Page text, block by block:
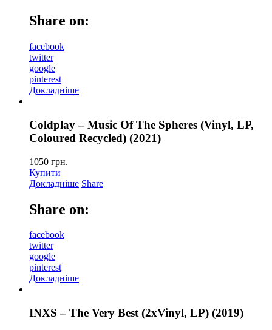
Share on:
facebook
twitter
google
pinterest
Докладніше
Coldplay – Music Of The Spheres (Vinyl, LP,
Coloured Recycled) (2021)
1050 грн.
Купити
Докладніше Share
Share on:
facebook
twitter
google
pinterest
Докладніше
INXS – The Very Best (2xVinyl, LP) (2019)